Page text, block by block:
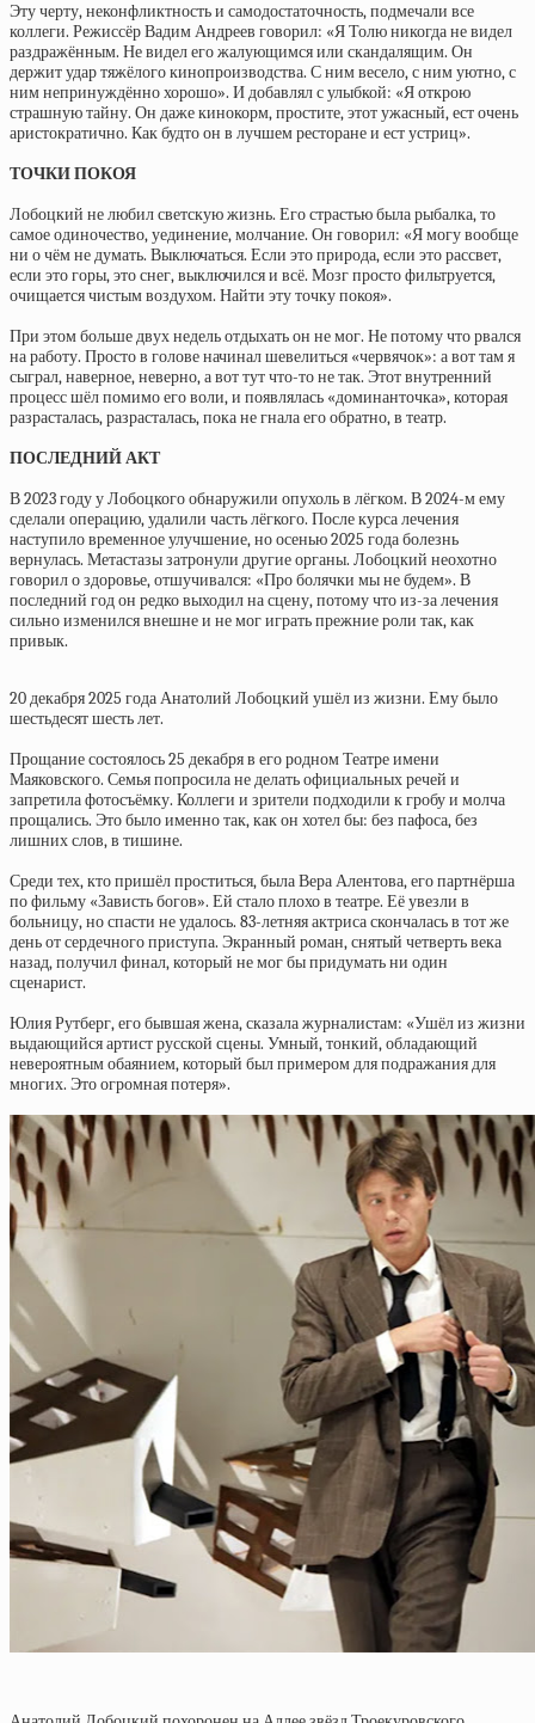
Эту черту, неконфликтность и самодостаточность, подмечали все
коллеги. Режиссёр Вадим Андреев говорил: «Я Толю никогда не видел
раздражённым. Не видел его жалующимся или скандалящим. Он
держит удар тяжёлого кинопроизводства. С ним весело, с ним уютно, с
ним непринуждённо хорошо». И добавлял с улыбкой: «Я открою
страшную тайну. Он даже кинокорм, простите, этот ужасный, ест очень
аристократично. Как будто он в лучшем ресторане и ест устриц».
ТОЧКИ ПОКОЯ
Лобоцкий не любил светскую жизнь. Его страстью была рыбалка, то
самое одиночество, уединение, молчание. Он говорил: «Я могу вообще
ни о чём не думать. Выключаться. Если это природа, если это рассвет,
если это горы, это снег, выключился и всё. Мозг просто фильтруется,
очищается чистым воздухом. Найти эту точку покоя».
При этом больше двух недель отдыхать он не мог. Не потому что рвался
на работу. Просто в голове начинал шевелиться «червячок»: а вот там я
сыграл, наверное, неверно, а вот тут что-то не так. Этот внутренний
процесс шёл помимо его воли, и появлялась «доминанточка», которая
разрасталась, разрасталась, пока не гнала его обратно, в театр.
ПОСЛЕДНИЙ АКТ
В 2023 году у Лобоцкого обнаружили опухоль в лёгком. В 2024-м ему
сделали операцию, удалили часть лёгкого. После курса лечения
наступило временное улучшение, но осенью 2025 года болезнь
вернулась. Метастазы затронули другие органы. Лобоцкий неохотно
говорил о здоровье, отшучивался: «Про болячки мы не будем». В
последний год он редко выходил на сцену, потому что из-за лечения
сильно изменился внешне и не мог играть прежние роли так, как
привык.
20 декабря 2025 года Анатолий Лобоцкий ушёл из жизни. Ему было
шестьдесят шесть лет.
Прощание состоялось 25 декабря в его родном Театре имени
Маяковского. Семья попросила не делать официальных речей и
запретила фотосъёмку. Коллеги и зрители подходили к гробу и молча
прощались. Это было именно так, как он хотел бы: без пафоса, без
лишних слов, в тишине.
Среди тех, кто пришёл проститься, была Вера Алентова, его партнёрша
по фильму «Зависть богов». Ей стало плохо в театре. Её увезли в
больницу, но спасти не удалось. 83-летняя актриса скончалась в тот же
день от сердечного приступа. Экранный роман, снятый четверть века
назад, получил финал, который не мог бы придумать ни один
сценарист.
Юлия Рутберг, его бывшая жена, сказала журналистам: «Ушёл из жизни
выдающийся артист русской сцены. Умный, тонкий, обладающий
невероятным обаянием, который был примером для подражания для
многих. Это огромная потеря».